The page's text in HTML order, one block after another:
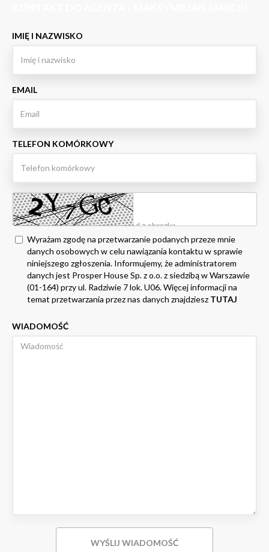
IMIĘ I NAZWISKO
EMAIL
TELEFON KOMÓRKOWY
Wyrażam zgodę na przetwarzanie podanych przeze mnie
danych osobowych w celu nawiązania kontaktu w sprawie
niniejszego zgłoszenia. Informujemy, że administratorem
danych jest Prosper House Sp. z o.o. z siedzibą w Warszawie
(01-164) przy ul. Radziwie 7 lok. U06. Więcej informacji na
temat przetwarzania przez nas danych znajdziesz TUTAJ
WIADOMOŚĆ